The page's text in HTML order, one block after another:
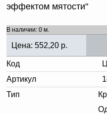
эффектом мятости"
В наличии: 0 м.
Цена: 552,20 р.
Код
Артикул
Тип